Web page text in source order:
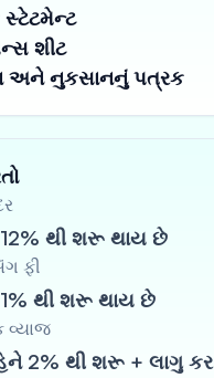
શીટ
અને નુકસાનનું પત્રક
12% થી શરૂ થાય છે
ફી
1% થી શરૂ થાય છે
વ્યાજ
2% થી શરૂ + લાગુ કર